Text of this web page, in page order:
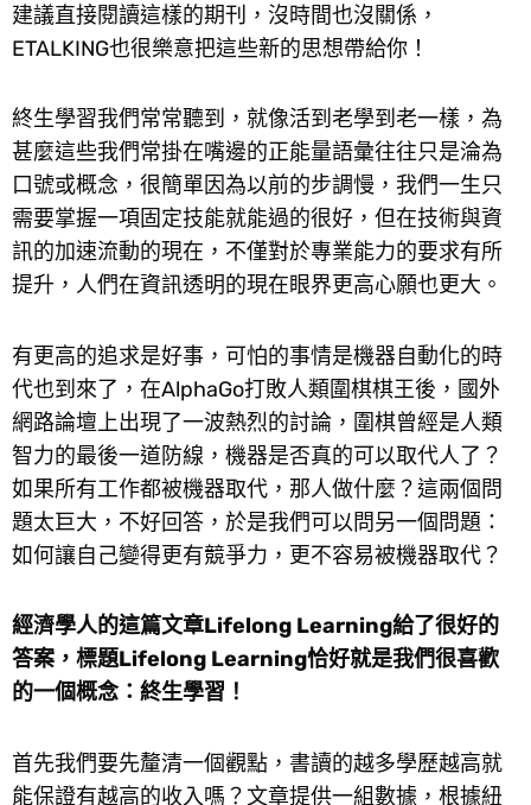
建議直接閱讀這樣的期刊，沒時間也沒關係，
ETALKING也很樂意把這些新的思想帶給你！
終生學習我們常常聽到，就像活到老學到老一樣，為
甚麼這些我們常掛在嘴邊的正能量語彙往往只是淪為
口號或概念，很簡單因為以前的步調慢，我們一生只
需要掌握一項固定技能就能過的很好，但在技術與資
訊的加速流動的現在，不僅對於專業能力的要求有所
提升，人們在資訊透明的現在眼界更高心願也更大。
有更高的追求是好事，可怕的事情是機器自動化的時
代也到來了，在AlphaGo打敗人類圍棋棋王後，國外
網路論壇上出現了一波熱烈的討論，圍棋曾經是人類
智力的最後一道防線，機器是否真的可以取代人了？
如果所有工作都被機器取代，那人做什麼？這兩個問
題太巨大，不好回答，於是我們可以問另一個問題：
如何讓自己變得更有競爭力，更不容易被機器取代？
經濟學人的這篇文章Lifelong Learning給了很好的
答案，標題Lifelong Learning恰好就是我們很喜歡
的一個概念：終生學習！
首先我們要先釐清一個觀點，書讀的越多學歷越高就
能保證有越高的收入嗎？文章提供一組數據，根據紐